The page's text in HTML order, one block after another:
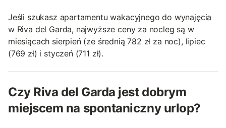
Jeśli szukasz apartamentu wakacyjnego do wynajęcia
w Riva del Garda, najwyższe ceny za nocleg są w
miesiącach sierpień (ze średnią 782 zł za noc), lipiec
(769 zł) i styczeń (711 zł).
Czy Riva del Garda jest dobrym
miejscem na spontaniczny urlop?